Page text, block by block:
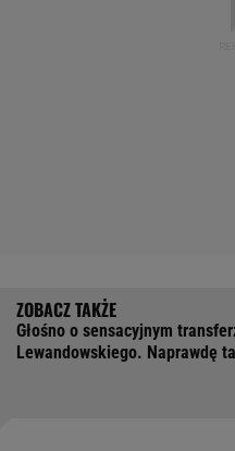
Głośno o sensacyjnym
Lewandowskiego. Naprawdę